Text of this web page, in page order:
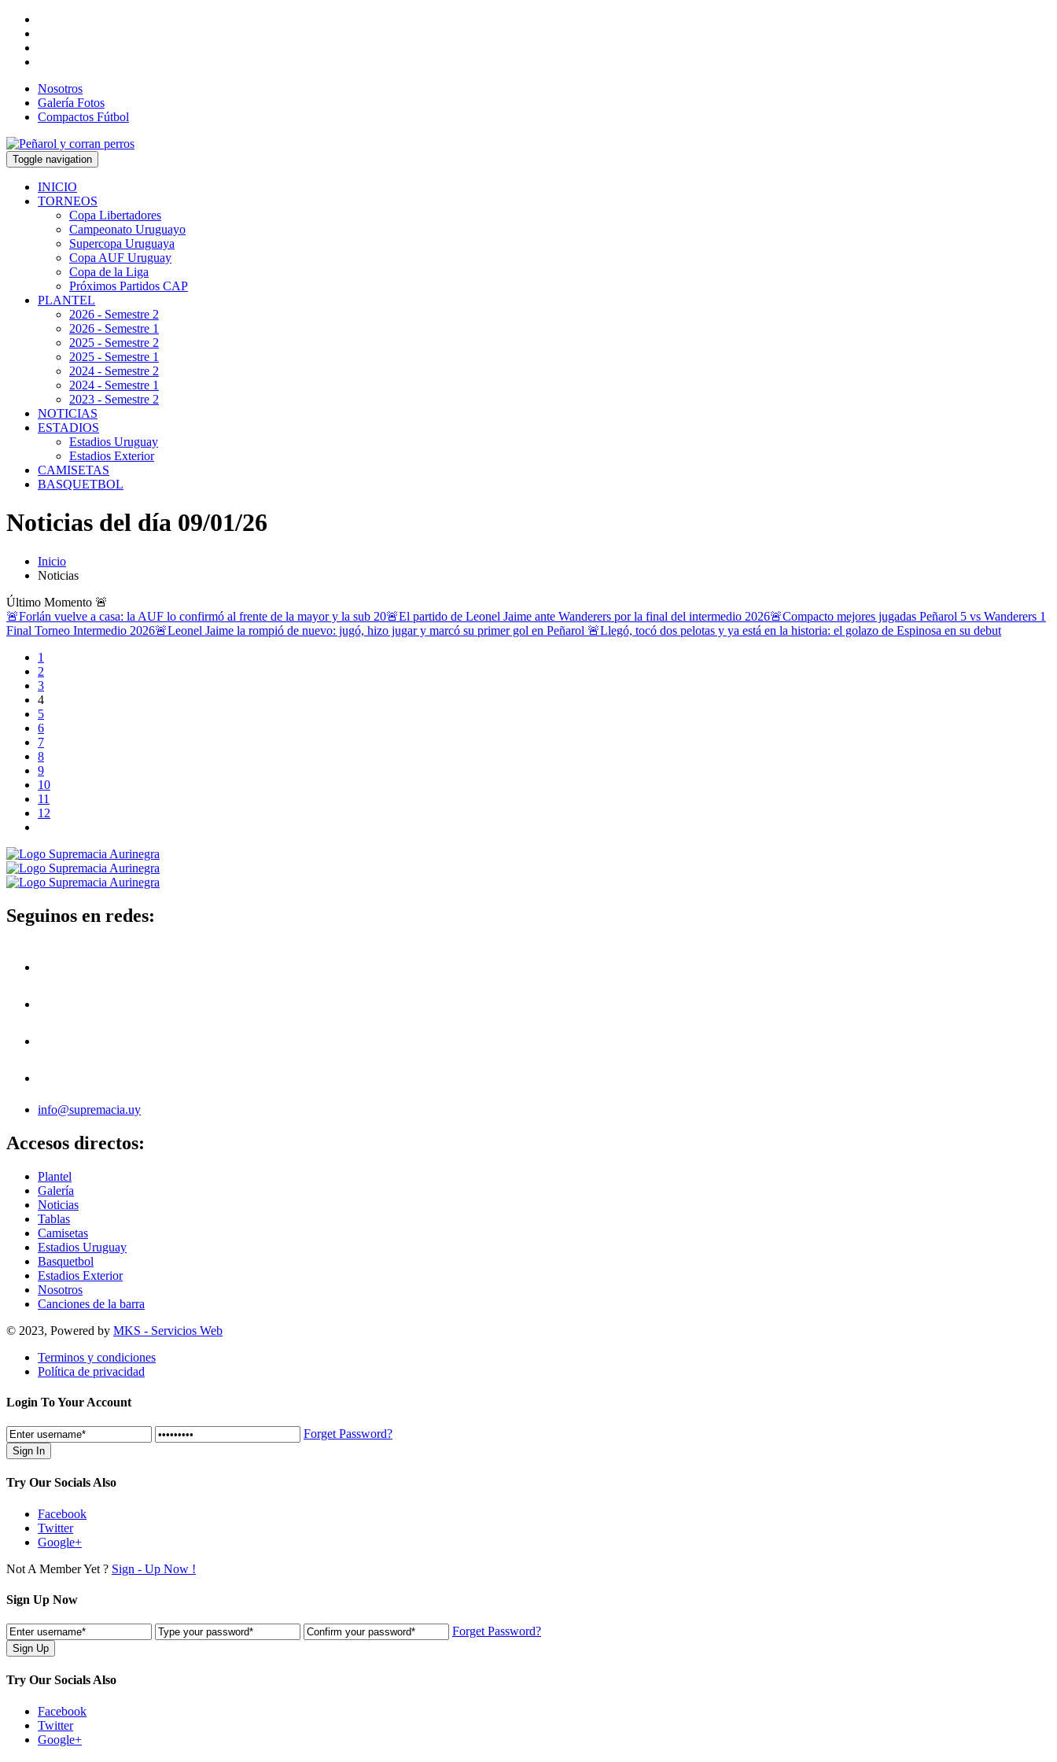
Nosotros
Galería Fotos
Compactos Fútbol
Toggle navigation
INICIO
TORNEOS
Copa Libertadores
Campeonato Uruguayo
Supercopa Uruguaya
Copa AUF Uruguay
Copa de la Liga
Próximos Partidos CAP
PLANTEL
2026 - Semestre 2
2026 - Semestre 1
2025 - Semestre 2
2025 - Semestre 1
2024 - Semestre 2
2024 - Semestre 1
2023 - Semestre 2
NOTICIAS
ESTADIOS
Estadios Uruguay
Estadios Exterior
CAMISETAS
BASQUETBOL
Noticias del día 09/01/26
Inicio
Noticias
Último Momento 🚨
🚨Forlán vuelve a casa: la AUF lo confirmó al frente de la mayor y la sub 20🚨El partido de Leonel Jaime ante Wanderers por la final del intermedio 2026🚨Compacto mejores jugadas Peñarol 5 vs Wanderers 1
Final Torneo Intermedio 2026🚨Leonel Jaime la rompió de nuevo: jugó, hizo jugar y marcó su primer gol en Peñarol 🚨Llegó, tocó dos pelotas y ya está en la historia: el golazo de Espinosa en su debut
1
2
3
4
5
6
7
8
9
10
11
12
Seguinos en redes:
info@supremacia.uy
Accesos directos:
Plantel
Galería
Noticias
Tablas
Camisetas
Estadios Uruguay
Basquetbol
Estadios Exterior
Nosotros
Canciones de la barra
© 2023, Powered by MKS - Servicios Web
Terminos y condiciones
Política de privacidad
Login To Your Account
Forget Password?
Try Our Socials Also
Facebook
Twitter
Google+
Not A Member Yet ? Sign - Up Now !
Sign Up Now
Forget Password?
Try Our Socials Also
Facebook
Twitter
Google+